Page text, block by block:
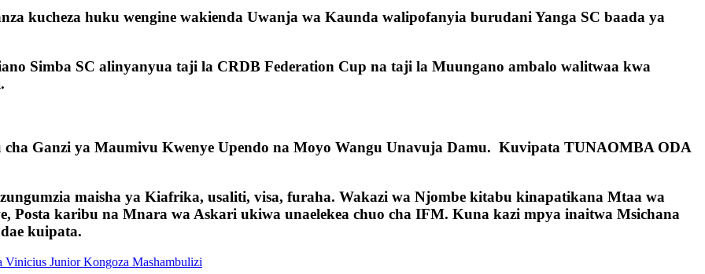
kucheza huku wengine wakienda Uwanja wa Kaunda walipofanyia burudani Yanga SC baada ya
Simba SC alinyanyua taji la CRDB Federation Cup na taji la Muungano ambalo walitwaa kwa
Ganzi ya Maumivu Kwenye Upendo na Moyo Wangu Unavuja Damu. Kuvipata TUNAOMBA ODA
maisha ya Kiafrika, usaliti, visa, furaha. Wakazi wa Njombe kitabu kinapatikana Mtaa wa
Posta karibu na Mnara wa Askari ukiwa unaelekea chuo cha IFM. Kuna kazi mpya inaitwa Msichana
kuipata.
Junior Kongoza Mashambulizi